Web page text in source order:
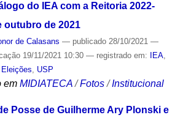
do IEA com a Reitoria 2022-
outubro de 2021
de Calasans — publicado28/10/2021 —
19/11/2021 10:30 — registrado em: IEA,
Eleições, USP
em MIDIATECA /Fotos /Institucional
Posse de Guilherme Ary Plonski e